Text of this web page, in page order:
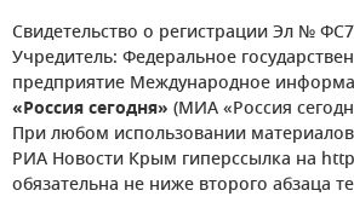
Свидетельство о регистрации Эл №
Учредитель: Федеральное
предприятие Международное
«Россия сегодня» (МИА «Россия
При любом использовании
РИА Новости Крым гиперссылка на
обязательна не ниже второго абзаца